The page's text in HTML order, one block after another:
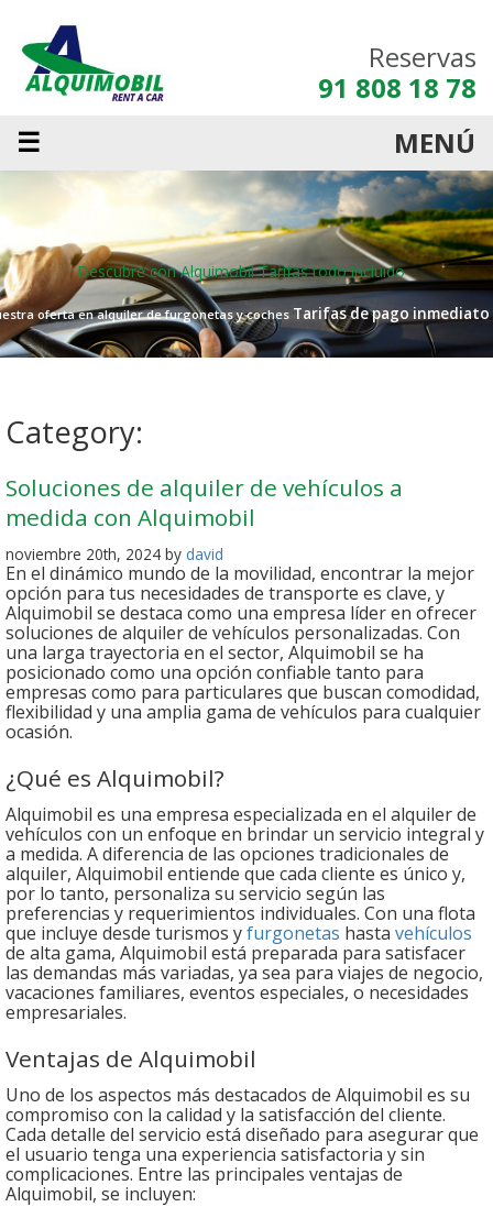
Reservas
91 808 18 78
☰
MENÚ
Descubre con AlquimobilTarifas todo incluido
oferta en alquiler de furgonetas y coches Tarifas de pago inmediato
Category:
Soluciones de alquiler de vehículos a
medida con Alquimobil
noviembre 20th, 2024 by david
En el dinámico mundo de la movilidad, encontrar la mejor
opción para tus necesidades de transporte es clave, y
Alquimobil se destaca como una empresa líder en ofrecer
soluciones de alquiler de vehículos personalizadas. Con
una larga trayectoria en el sector, Alquimobil se ha
posicionado como una opción confiable tanto para
empresas como para particulares que buscan comodidad,
flexibilidad y una amplia gama de vehículos para cualquier
ocasión.
¿Qué es Alquimobil?
Alquimobil es una empresa especializada en el alquiler de
vehículos con un enfoque en brindar un servicio integral y
a medida. A diferencia de las opciones tradicionales de
alquiler, Alquimobil entiende que cada cliente es único y,
por lo tanto, personaliza su servicio según las
preferencias y requerimientos individuales. Con una flota
que incluye desde turismos yfurgonetas hasta vehículos
de alta gama, Alquimobil está preparada para satisfacer
las demandas más variadas, ya sea para viajes de negocio,
vacaciones familiares, eventos especiales, o necesidades
empresariales.
Ventajas de Alquimobil
Uno de los aspectos más destacados de Alquimobil es su
compromiso con la calidad y la satisfacción del cliente.
Cada detalle del servicio está diseñado para asegurar que
el usuario tenga una experiencia satisfactoria y sin
complicaciones. Entre las principales ventajas de
Alquimobil, se incluyen: